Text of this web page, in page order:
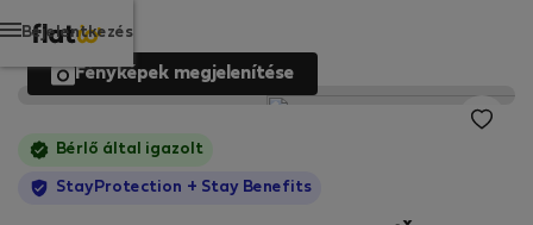
Bejelentkezés
Fényképek megjelenítése
Bérlő által igazolt
StayProtection + Stay Benefits